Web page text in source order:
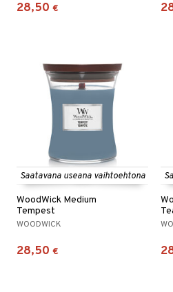
28,50 €
Saatavana useana vaihtoehtona
WoodWick Medium
Tempest
WOODWICK
28,50 €